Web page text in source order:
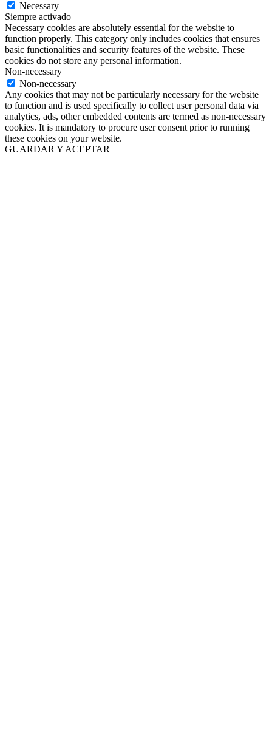
Necessary
Siempre activado
Necessary cookies are absolutely essential for the website to
function properly. This category only includes cookies that ensures
basic functionalities and security features of the website. These
cookies do not store any personal information.
Non-necessary
Non-necessary
Any cookies that may not be particularly necessary for the website
to function and is used specifically to collect user personal data via
analytics, ads, other embedded contents are termed as non-necessary
cookies. It is mandatory to procure user consent prior to running
these cookies on your website.
GUARDAR Y ACEPTAR